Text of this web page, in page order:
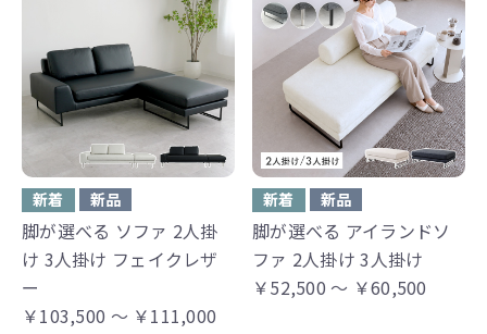
新着 新品
脚が選べる ソファ 2人掛
け 3人掛け フェイクレザ
ー
￥103,500 ～ ￥111,000
新着 新品
脚が選べる アイランドソ
ファ 2人掛け 3人掛け
￥52,500 ～ ￥60,500